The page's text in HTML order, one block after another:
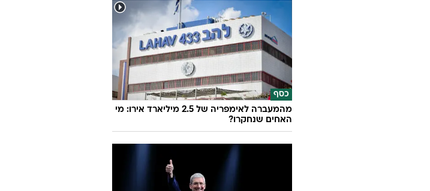
כסף
מהמעברה לאימפריה של 2.5 מיליארד אירו: מי
האחים שנחקרו?